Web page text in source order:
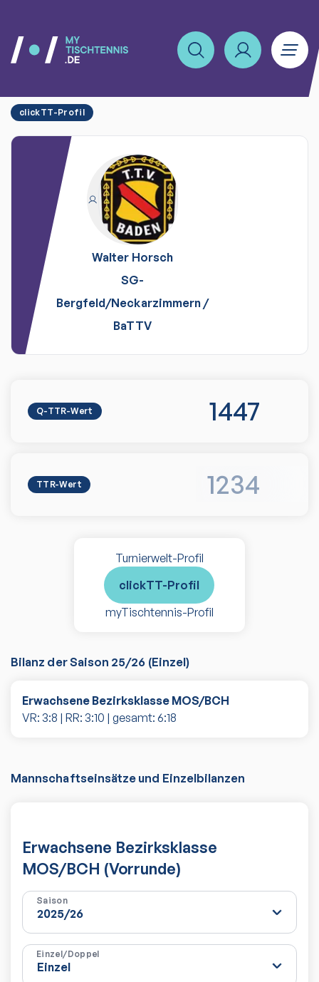
clickTT-Profil
Walter Horsch
SG-
Bergfeld/Neckarzimmern /
BaTTV
Q-TTR-Wert 1447
TTR-Wert 1234
Turnierwelt-Profil
clickTT-Profil
myTischtennis-Profil
Bilanz der Saison 25/26 (Einzel)
Erwachsene Bezirksklasse MOS/BCH
VR: 3:8 | RR: 3:10 | gesamt: 6:18
Mannschaftseinsätze und Einzelbilanzen
Erwachsene Bezirksklasse
MOS/BCH (Vorrunde)
Saison
Einzel/Doppel